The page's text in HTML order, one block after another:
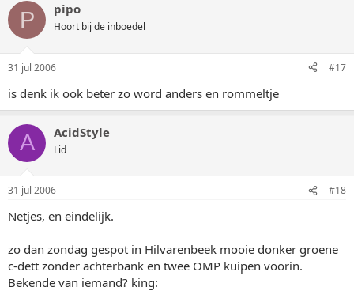
P pipo
Hoort bij de inboedel
31 jul 2006 #17
is denk ik ook beter zo word anders en rommeltje
A AcidStyle
Lid
31 jul 2006 #18
Netjes, en eindelijk.
zo dan zondag gespot in Hilvarenbeek mooie donker groene
c-dett zonder achterbank en twee OMP kuipen voorin.
Bekende van iemand? king: